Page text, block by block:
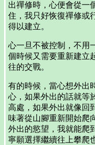
出禪修時，心便會從一
住，我只好恢復禪修或
得以建立。
心一旦不被控制，不用
個時候又需要重新建立
往的交戰。
有的時候，當心想外出
心，如果外出的話就等
高處，如果外出就像回
味著從山腳重新開始爬
外出的慾望，我就能爬
寧願選擇繼續往上攀爬